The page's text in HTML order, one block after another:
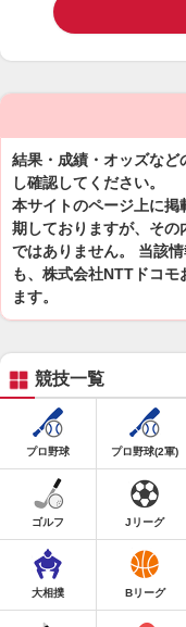
結果・成績・オッズな
し確認してください。
本サイトのページ上に
期しておりますが、そ
ではありません。 当該
も、株式会社NTTドコ
ます。
競技一覧
プロ野球 プロ野球(2軍)
ゴルフ Jリーグ
大相撲 Bリーグ